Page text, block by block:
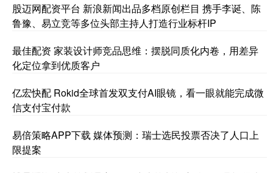
股迈网配资平台 新浪新闻出品多档原创栏目 携手李诞、陈
鲁豫、易立竞等多位头部主持人打造行业标杆IP
最佳配资 家装设计师竞品思维：摆脱同质化内卷，用差异
化定位拿到优质客户
亿宏快配 Rokid全球首发双支付AI眼镜，看一眼就能完成微
信支付宝付款
易倍策略APP下载 媒体预测：瑞士选民投票否决了人口上
限提案